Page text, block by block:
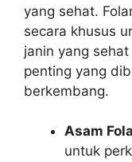
yang sehat.
secara khusus
janin yang
penting yang
berkembang.
Asam
untuk